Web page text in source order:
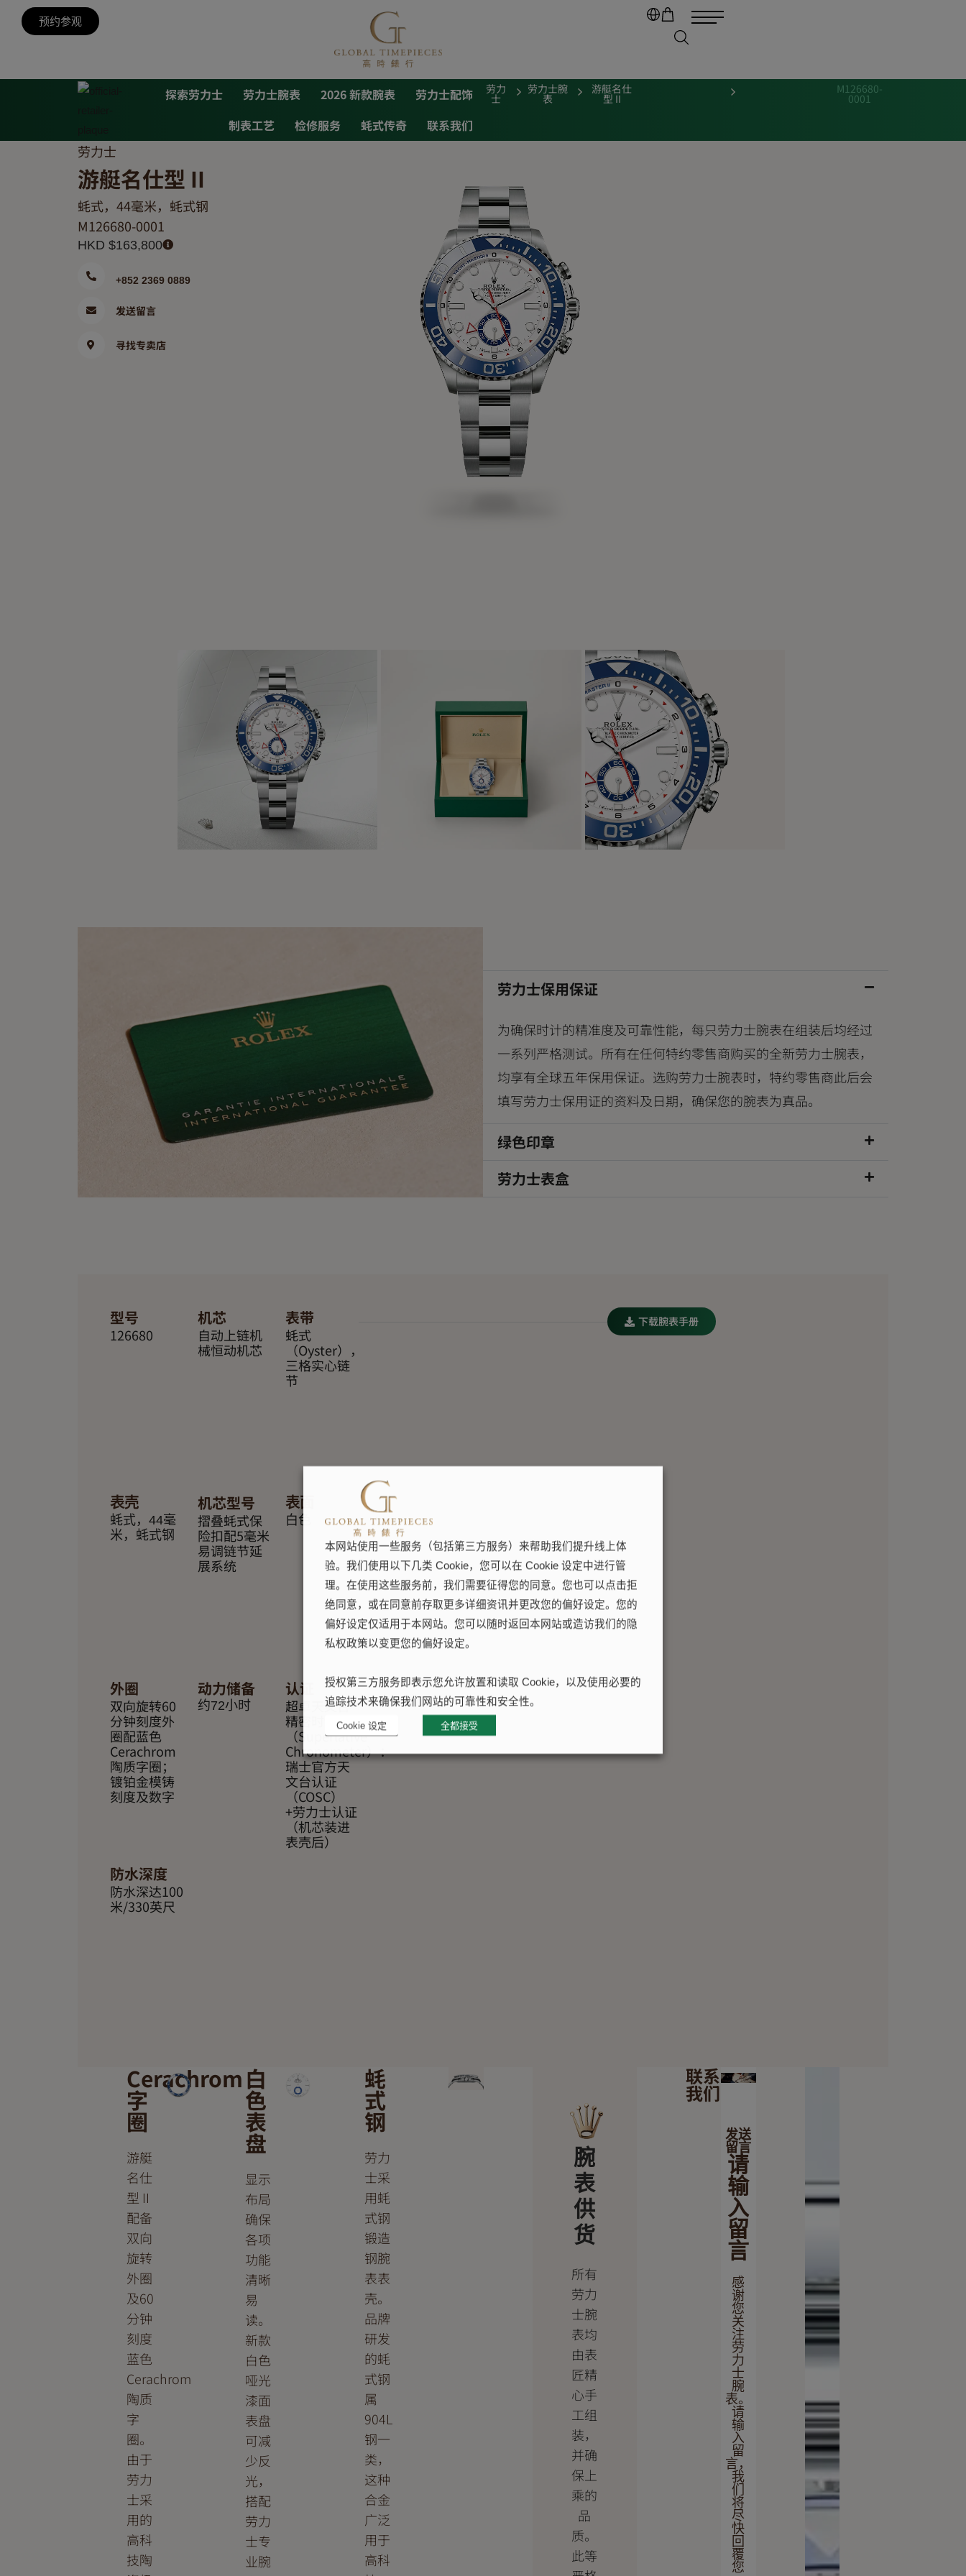
预约参观
探索劳力士 劳力士腕表 2026 新款腕表
劳力士配饰
制表工艺
检修服务 蚝式传奇 联系我们
劳力
士
劳力士腕
表
游艇名仕
型 II
M126680-
0001
劳力士
游艇名仕型 II
蚝式，44毫米，蚝式钢
M126680-0001
HKD $163,800
+852 2369 0889
发送留言
寻找专卖店
劳力士保用保证
为确保时计的精准度及可靠性能，每只劳力士腕表在组装后均经过
一系列严格测试。所有在任何特约零售商购买的全新劳力士腕表，
均享有全球五年保用保证。选购劳力士腕表时，特约零售商此后会
填写劳力士保用证的资料及日期，确保您的腕表为真品。
绿色印章
劳力士表盒
型号
126680
机芯
自动上链机
械恒动机芯
表带
蚝式
（Oyster），
三格实心链
节
表壳
蚝式，44毫
米，蚝式钢
机芯型号
摺叠蚝式保
险扣配5毫米
易调链节延
展系统
表面
白色
外圈
双向旋转60
分钟刻度外
圈配蓝色
Cerachrom
陶质字圈；
镀铂金模铸
刻度及数字
动力储备
约72小时
认证
超卓天文台
精密时计
（Superlative
Chronometer）：
瑞士官方天
文台认证
（COSC）
+劳力士认证
（机芯装进
表壳后）
防水深度
防水深达100
米/330英尺
下载腕表手册
Cerachrom
字
圈
游艇
名仕
型 II
配备
双向
旋转
外圈
及60
分钟
刻度
蓝色
Cerachrom
陶质
字
圈。
由于
劳力
士采
用的
高科
技陶
白
色
表
盘
显示
布局
确保
各项
功能
清晰
易
读。
新款
白色
哑光
漆面
表盘
可减
少反
光，
搭配
劳力
士专
业腕
蚝
式
钢
劳力
士采
用蚝
式钢
锻造
钢腕
表表
壳。
品牌
研发
的蚝
式钢
属
904L
钢一
类，
这种
合金
广泛
用于
高科
腕
表
供
货
所有
劳力
士腕
表均
由表
匠精
心手
工组
装，
并确
保上
乘的
品
质。
此等
联系
我们
发送
留言
请
输
入
留
言
感
谢
您
关
注
劳
力
士
腕
表。
请
输
入
留
言，
我
们
将
尽
快
回
覆
您
本网站使用一些服务（包括第三方服务）来帮助我们提升线上体
验。我们使用以下几类 Cookie，您可以在 Cookie 设定中进行管
理。在使用这些服务前，我们需要征得您的同意。您也可以点击拒
绝同意，或在同意前存取更多详细资讯并更改您的偏好设定。您的
偏好设定仅适用于本网站。您可以随时返回本网站或造访我们的隐
私权政策以变更您的偏好设定。
授权第三方服务即表示您允许放置和读取 Cookie，以及使用必要的
追踪技术来确保我们网站的可靠性和安全性。
Cookie 设定 全都接受